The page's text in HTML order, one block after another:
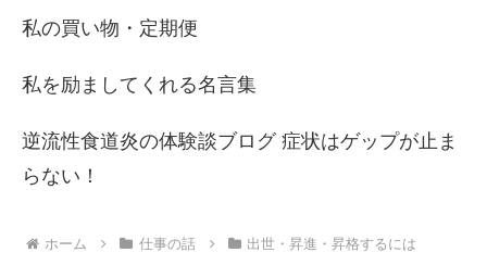
私の買い物・定期便
私を励ましてくれる名言集
逆流性食道炎の体験談ブログ 症状はゲップが止ま
らない！
ホーム 仕事の話 出世・昇進・昇格するには